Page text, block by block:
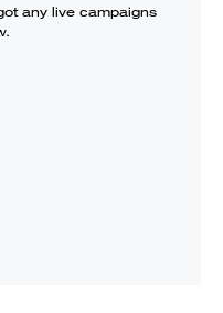
any live campaigns